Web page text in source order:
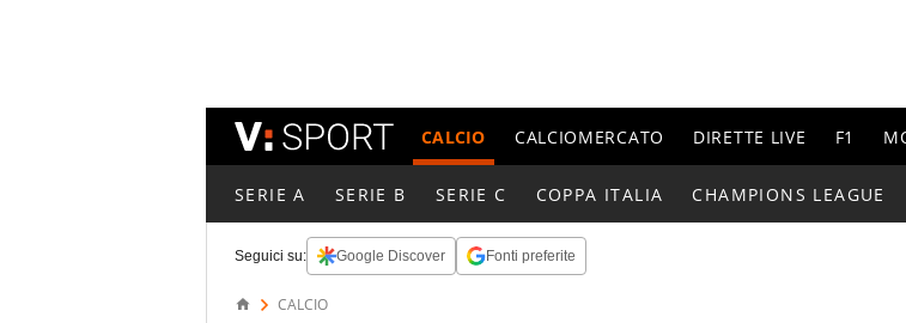
CALCIO CALCIOMERCATO DIRETTE LIVE F1
SERIE A SERIE B SERIE C COPPA ITALIA CHAMPIONS LEAGUE
Seguici su: Google Discover Fonti preferite
CALCIO